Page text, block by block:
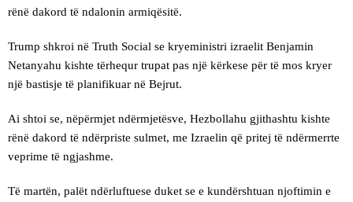
rënë dakord të ndalonin armiqësitë.
Trump shkroi në Truth Social se kryeministri izraelit Benjamin
Netanyahu kishte tërhequr trupat pas një kërkese për të mos kryer
një bastisje të planifikuar në Bejrut.
Ai shtoi se, nëpërmjet ndërmjetësve, Hezbollahu gjithashtu kishte
rënë dakord të ndërpriste sulmet, me Izraelin që pritej të ndërmerrte
veprime të ngjashme.
Të martën, palët ndërluftuese duket se e kundërshtuan njoftimin e